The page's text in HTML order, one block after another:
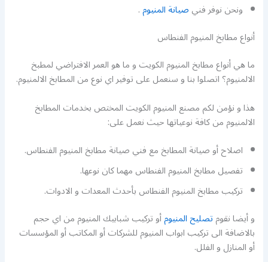
ونحن نوفر فنيصيانة المنيوم.
أنواع مطابخ المنيوم الفنطاس
ما هي أنواع مطابخ المنيوم الكويت و ما هو العمر الافتراضي لمطبخ
الالمنيوم؟ اتصلوا بنا و سنعمل على توفير اي نوع من المطابخ الالمنيوم.
هذا و نؤمن لكم مصنع المنيوم الكويت المختص بخدمات المطابخ
الالمنيوم من كافة نوعياتها حيث نعمل على:
اصلاح أو صيانة المطابخ مع فني صيانة مطابخ المنيوم الفنطاس.
تفصيل مطابخ المنيوم الفنطاس مهما كان نوعها.
تركيب مطابخ المنيوم الفنطاس بأحدث المعدات و الادوات.
و أيضا نقومتصليح المنيومأو تركيب شبابيك المنيوم من اي حجم
بالاضافة الى تركيب ابواب المنيوم للشركات أو المكاتب أو المؤسسات
أو المنازل و الفلل.